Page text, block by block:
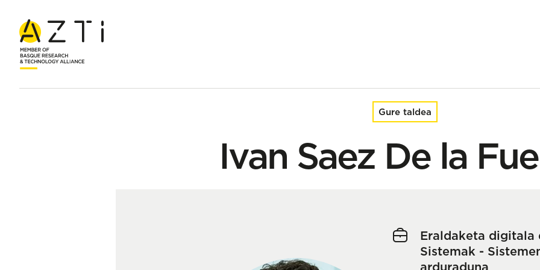
Hasiera Taldea Ivan Saez De la Fuente
Gure taldea
Ivan Saez De la
Eraldaketa digitala
Sistemak -